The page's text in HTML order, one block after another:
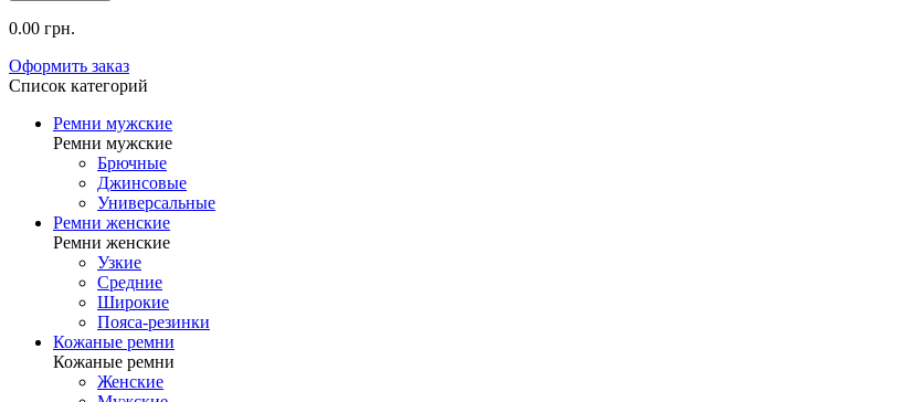
0.00 грн.
Оформить заказ
Список категорий
Ремни мужские
Ремни мужские
Брючные
Джинсовые
Универсальные
Ремни женские
Ремни женские
Узкие
Средние
Широкие
Пояса-резинки
Кожаные ремни
Кожаные ремни
Женские